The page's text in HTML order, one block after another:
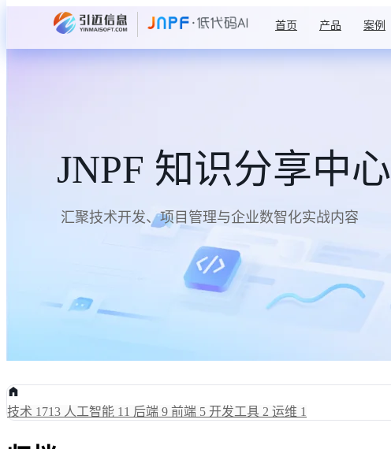
首页 产品 案例
JNPF 知识分享中心
汇聚技术开发、项目管理与企业数智化实战内容
技术 1713 人工智能 11 后端 9 前端 5 开发工具 2 运维 1